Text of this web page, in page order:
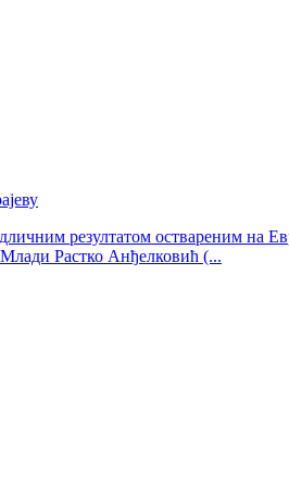
резултатом оствареним на
Растко Анђелковић (...